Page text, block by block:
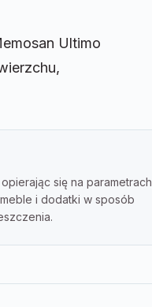
Ultimo
się na parametrach,
i dodatki w sposób